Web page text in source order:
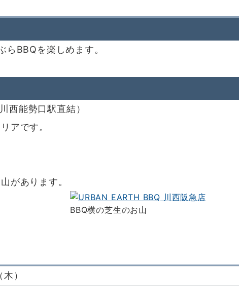
らBBQを楽しめます。
西能勢口駅直結）
アです。
があります。
BBQ横の芝生のお山
）